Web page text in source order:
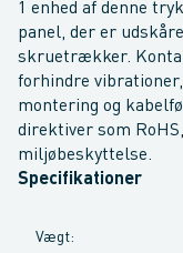
1 enhed af denne
panel, der er
skruetrækker.
forhindre
montering og
direktiver som
miljøbeskyttelse.
Specifikationer
Vægt: